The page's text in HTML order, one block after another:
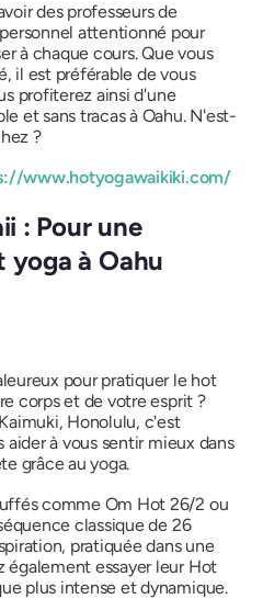
des professeurs de
attentionné pour
à chaque cours. Que vous
il est préférable de vous
profiterez ainsi d'une
et sans tracas à Oahu. N'est-
?
www.hotyogawaikiki.com/
: Pour une
yoga à Oahu
pour pratiquer le hot
corps et de votre esprit ?
Honolulu, c'est
aider à vous sentir mieux dans
grâce au yoga.
comme Om Hot 26/2 ou
classique de 26
pratiquée dans une
également essayer leur Hot
plus intense et dynamique.